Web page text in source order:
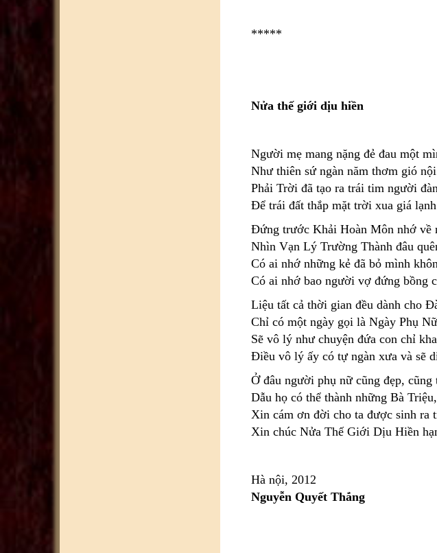
*****
Nửa thế giới dịu hiền
Người mẹ mang nặng đẻ đau một
Như thiên sứ ngàn năm thơm gió
Phải Trời đã tạo ra trái tim người
Để trái đất thắp mặt trời xua giá
Đứng trước Khải Hoàn Môn nhớ về
Nhìn Vạn Lý Trường Thành đâu
Có ai nhớ những kẻ đã bỏ mình
Có ai nhớ bao người vợ đứng bồng
Liệu tất cả thời gian đều dành cho
Chỉ có một ngày gọi là Ngày Phụ
Sẽ vô lý như chuyện đứa con chỉ
Điều vô lý ấy có tự ngàn xưa và sẽ
Ở đâu người phụ nữ cũng đẹp,
Dẫu họ có thể thành những Bà
Xin cám ơn đời cho ta được sinh ra
Xin chúc Nửa Thế Giới Dịu Hiền
Hà nội, 2012
Nguyễn Quyết Thắng